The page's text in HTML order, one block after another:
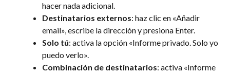
hacer nada adicional.
Destinatarios externos: haz clic en «Añadir
email», escribe la dirección y presiona Enter.
Solo tú: activa la opción «Informe privado. Solo yo
puedo verlo».
Combinación de destinatarios: activa «Informe